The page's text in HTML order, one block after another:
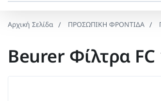
ΠΡΟΣΩΠΙΚΗ ΦΡΟΝΤΙΔΑ
Beurer Φίλτρα